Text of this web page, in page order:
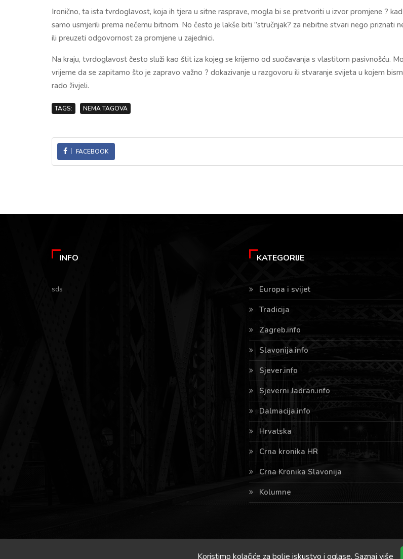
Ironično, ta ista tvrdoglavost, koja ih tjera u sitne rasprave, mogla bi se pretvoriti u izvor promjene ?
samo usmjerili prema nečemu bitnom. No često je lakše biti ”stručnjak? za nebitne stvari nego priznati
ili preuzeti odgovornost za promjene u zajednici.
Na kraju, tvrdoglavost često služi kao štit iza kojeg se krijemo od suočavanja s vlastitom pasivnošću.
vrijeme da se zapitamo što je zapravo važno ? dokazivanje u razgovoru ili stvaranje svijeta u kojem
rado živjeli.
TAGS: NEMA TAGOVA
FACEBOOK
INFO
sds
KATEGORIJE
Europa i svijet
Tradicija
Zagreb.info
Slavonija.info
Sjever.info
Sjeverni Jadran.info
Dalmacija.info
Hrvatska
Crna kronika HR
Crna Kronika Slavonija
Kolumne
Koristimo kolačiće za bolje iskustvo i oglase. Saznaj više